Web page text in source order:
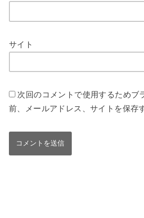
サイト
次回のコメントで使用するためブ
前、メールアドレス、サイトを保存